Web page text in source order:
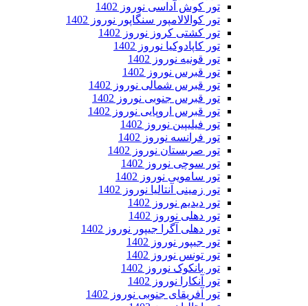
تور کوش آداسی نوروز 1402
تور کوالالامپور سنگاپور نوروز 1402
تور کشتی کروز نوروز 1402
تور کاپادوکیا نوروز 1402
تور قونیه نوروز 1402
تور قبرس نوروز 1402
تور قبرس شمالی نوروز 1402
تور قبرس جنوبی نوروز 1402
تور قبرس اروپایی نوروز 1402
تور فیلیپین نوروز 1402
تور فرانسه نوروز 1402
تور صربستان نوروز 1402
تور سوچی نوروز 1402
تور سامویی نوروز 1402
تور زمینی آنتالیا نوروز 1402
تور دیدیم نوروز 1402
تور دهلی نوروز 1402
تور دهلی آگرا جیپور نوروز 1402
تور جیپور نوروز 1402
تور تونس نوروز 1402
تور بانکوک نوروز 1402
تور آنکارا نوروز 1402
تور آفریقای جنوبی نوروز 1402